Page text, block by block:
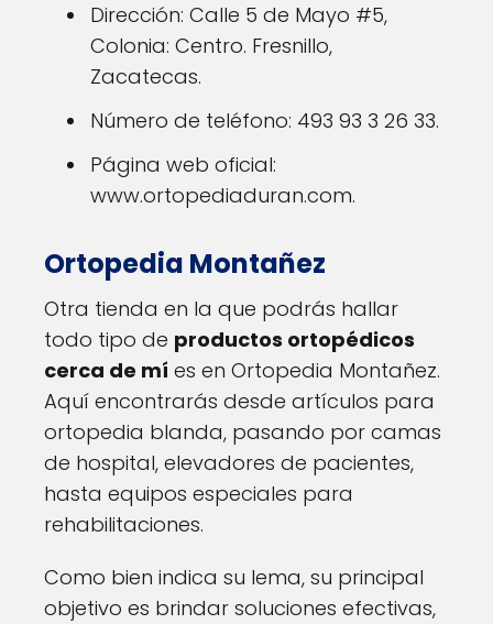
Dirección: Calle 5 de Mayo #5,
Colonia: Centro. Fresnillo,
Zacatecas.
Número de teléfono: 493 93 3 26 33.
Página web oficial:
www.ortopediaduran.com.
Ortopedia Montañez
Otra tienda en la que podrás hallar
todo tipo de productos ortopédicos
cerca de mí es en Ortopedia Montañez.
Aquí encontrarás desde artículos para
ortopedia blanda, pasando por camas
de hospital, elevadores de pacientes,
hasta equipos especiales para
rehabilitaciones.
Como bien indica su lema, su principal
objetivo es brindar soluciones efectivas,